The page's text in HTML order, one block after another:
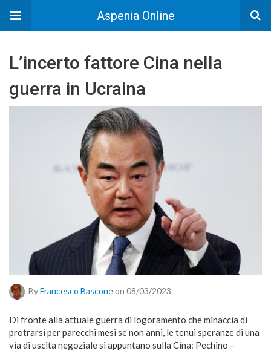
Aspenia Online
L’incerto fattore Cina nella
guerra in Ucraina
ByFrancesco Basconeon 08/03/2023
Di fronte alla attuale guerra di logoramento che minaccia di
protrarsi per parecchi mesi se non anni, le tenui speranze di una
via di uscita negoziale si appuntano sulla Cina: Pechino –